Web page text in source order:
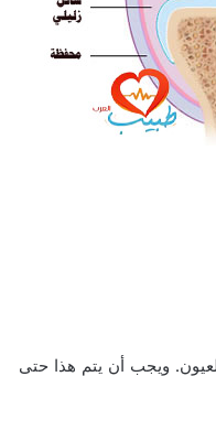
ويجب أن يتم هذا حتى